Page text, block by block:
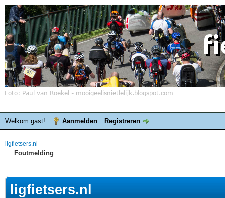
Welkom gast! Aanmelden Registreren
ligfietsers.nl
Foutmelding
ligfietsers.nl